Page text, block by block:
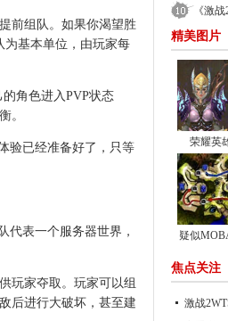
前组队。如果你渴望胜
为基本单位，由玩家每
角色进入PVP状态
。
验已经准备好了，只等
表一个服务器世界，
玩家夺取。玩家可以组
后进行大破坏，甚至建
《激
精美图片
荣耀英
疑似
焦点关注
激战